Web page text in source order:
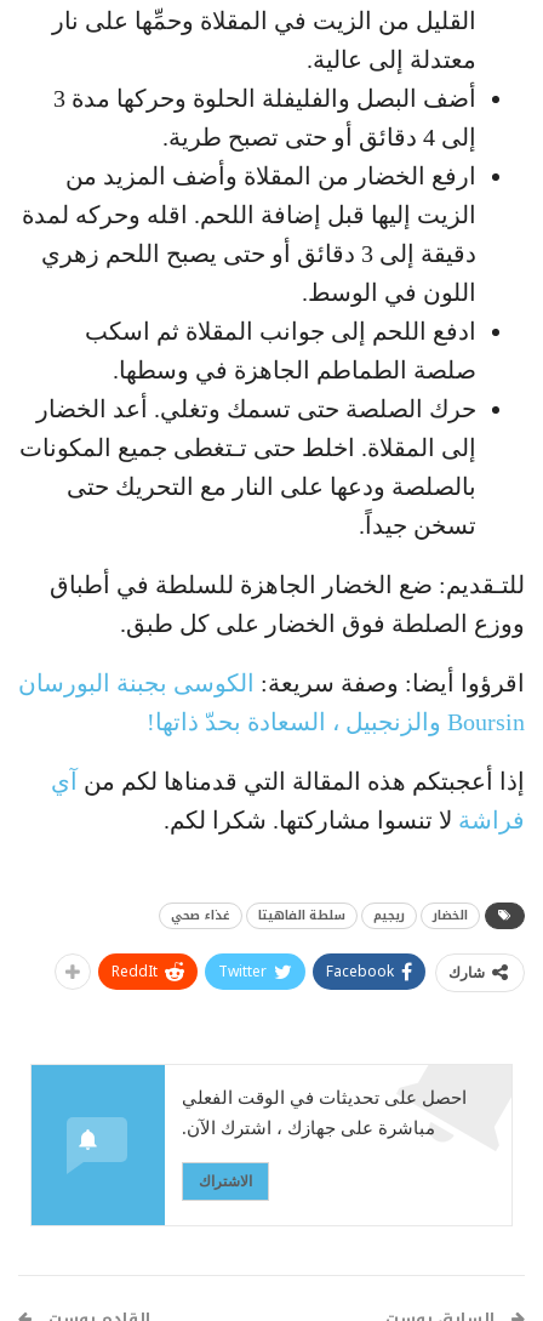
القليل من الزيت في المقلاة وحمِّها على نار
معتدلة إلى عالية.
أضف البصل والفليفلة الحلوة وحركها مدة 3
إلى 4 دقائق أو حتى تصبح طرية.
ارفع الخضار من المقلاة وأضف المزيد من
الزيت إليها قبل إضافة اللحم. اقله وحركه لمدة
دقيقة إلى 3 دقائق أو حتى يصبح اللحم زهري
اللون في الوسط.
ادفع اللحم إلى جوانب المقلاة ثم اسكب
صلصة الطماطم الجاهزة في وسطها.
حرك الصلصة حتى تسمك وتغلي. أعد الخضار
إلى المقلاة. اخلط حتى تـتغطى جميع المكونات
بالصلصة ودعها على النار مع التحريك حتى
تسخن جيداً.
للتـقديم: ضع الخضار الجاهزة للسلطة في أطباق
ووزع الصلطة فوق الخضار على كل طبق.
اقرؤوا أيضا: وصفة سريعة: الكوسى بجبنة البورسان
Boursin والزنجبيل ، السعادة بحدّ ذاتها!
إذا أعجبتكم هذه المقالة التي قدمناها لكم من آي
فراشة لا تنسوا مشاركتها. شكرا لكم.
الخضار ريجيم سلطة الفاهيتا غذاء صحي
شارك Facebook
Twitter
ReddIt
احصل على تحديثات في الوقت الفعلي
مباشرة على جهازك ، اشترك الآن.
الاشتراك